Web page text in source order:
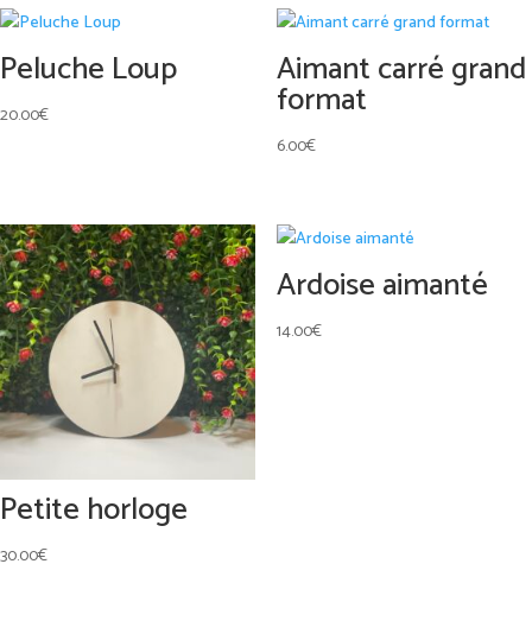
Peluche Loup
20.00€
Aimant carré grand
format
6.00€
Petite horloge
30.00€
Ardoise aimanté
14.00€